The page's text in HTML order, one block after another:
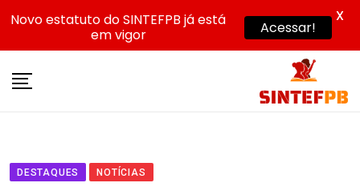
DESTAQUES NOTÍCIAS
Novo estatuto do SINTEFPB já está
em vigor
Acessar!
X